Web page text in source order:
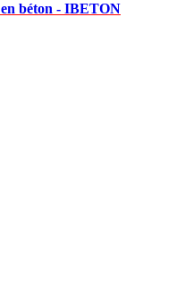
béton - IBETON